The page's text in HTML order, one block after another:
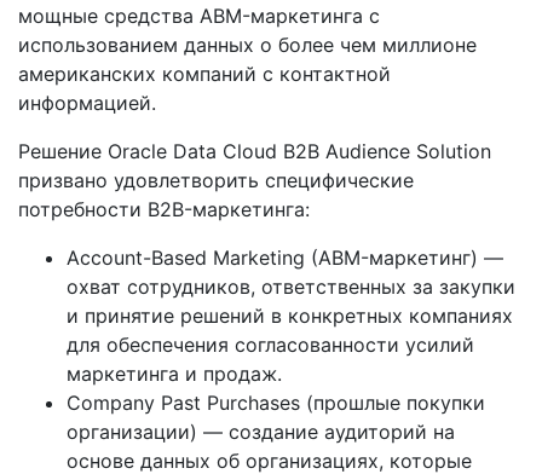
мощные средства ABM-маркетинга с
использованием данных о более чем миллионе
американских компаний с контактной
информацией.
Решение Oracle Data Cloud B2B Audience Solution
призвано удовлетворить специфические
потребности B2B-маркетинга:
Account-Based Marketing (ABM-маркетинг) —
охват сотрудников, ответственных за закупки
и принятие решений в конкретных компаниях
для обеспечения согласованности усилий
маркетинга и продаж.
Company Past Purchases (прошлые покупки
организации) — создание аудиторий на
основе данных об организациях, которые